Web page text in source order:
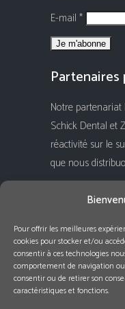
Pour offrir les meilleures
cookies pour stocker et/ou
consentir à ces technologies
comportement de navigation
consentir ou de retirer son
caractéristiques et fonctions.
E-mail *
Partenaires
Notre partenariat
Schick Dental et
réactivité sur le
que nous
Rejoignez-